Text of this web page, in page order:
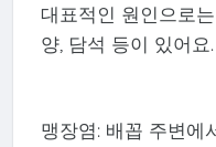
대표적인 원인으로
양, 담석 등이 있어요.
맹장염: 배꼽 주변에